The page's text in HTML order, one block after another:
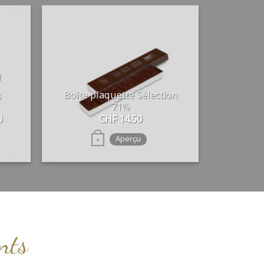
Plage
CHF 48.50
Boîte plaquette Sélection
71%
CHF14.50
+ Aperçu